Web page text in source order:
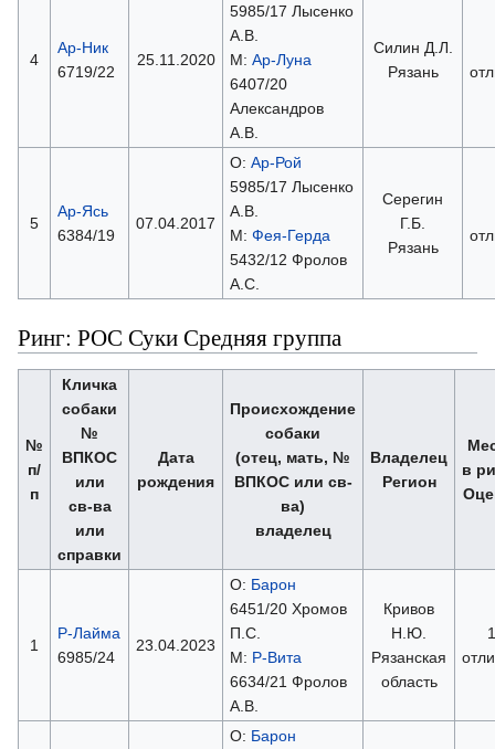
4
Ар-Ник
6719/22
25.11.2020
5985/17 Лысенко
А.В.
М: Ар-Луна
6407/20
Александров
А.В.
Силин Д.Л.
Рязань
5
Ар-Ясь
6384/19
07.04.2017
О: Ар-Рой
5985/17 Лысенко
А.В.
М: Фея-Герда
5432/12 Фролов
А.С.
Серегин
Г.Б.
Рязань
Ринг: РОС Суки Средняя группа
№
п/
п
Кличка
собаки
№
ВПКОС
или
св-ва
или
справки
Дата
рождения
Происхождение
собаки
(отец, мать, №
ВПКОС или св-
ва)
владелец
Владелец
Регион
в
1
Р-Лайма
6985/24
23.04.2023
О: Барон
6451/20 Хромов
П.С.
М: Р-Вита
6634/21 Фролов
А.В.
Кривов
Н.Ю.
Рязанская
область
1
О: Барон